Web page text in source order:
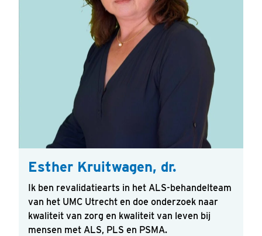
Uw vraag of opmerking
Verstuur
Esther Kruitwagen, dr.
Ik ben revalidatiearts in het ALS-behandelteam
van het UMC Utrecht en doe onderzoek naar
kwaliteit van zorg en kwaliteit van leven bij
mensen met ALS, PLS en PSMA.